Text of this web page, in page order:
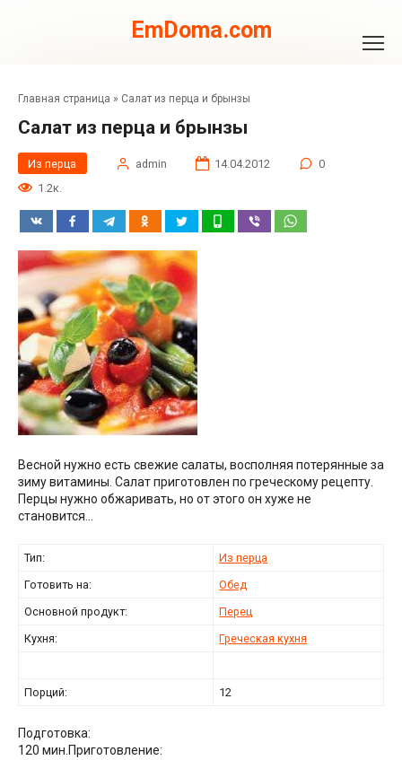
EmDoma.com
Главная страница » Салат из перца и брынзы
Салат из перца и брынзы
Из перца admin 14.04.2012
0
1.2к.
Весной нужно есть свежие салаты, восполняя потерянные за
зиму витамины. Салат приготовлен по греческому рецепту.
Перцы нужно обжаривать, но от этого он хуже не
становится…
Тип:
Из перца
Готовить на:
Обед
Основной продукт:
Перец
Кухня:
Греческая кухня
Порций: 12
Подготовка:
120 мин.Приготовление: